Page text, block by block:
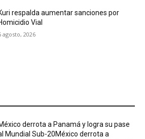
respalda aumentar sanciones por
Vial
agosto, 2026
derrota a Panamá y logra su pase
Mundial Sub-20México derrota a